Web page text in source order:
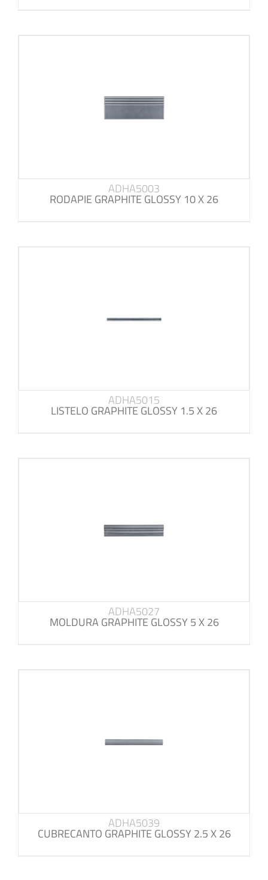
ADHA5003
RODAPIE GRAPHITE GLOSSY 10 X 26
ADHA5015
LISTELO GRAPHITE GLOSSY 1.5 X 26
ADHA5027
MOLDURA GRAPHITE GLOSSY 5 X 26
ADHA5039
CUBRECANTO GRAPHITE GLOSSY 2.5 X 26